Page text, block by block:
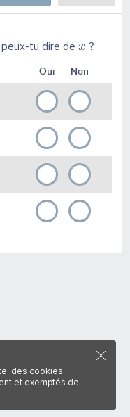
peux-tu dire dex ?
Oui Non
des cookies
et exemptés de